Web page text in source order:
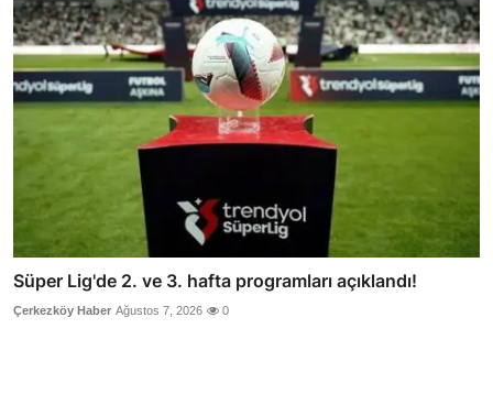
Süper Lig'de 2. ve 3. hafta programları açıklandı!
Çerkezköy Haber Ağustos 7, 2026 0